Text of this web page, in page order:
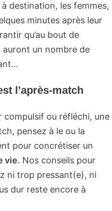
destination, les femmes,
minutes après leur
qu’au bout de
auront un nombre de
l’après-match
compulsif ou réfléchi, une
pensez à le ou la
pour concrétiser un
vie. Nos conseils pour
ni trop pressant(e), ni
dur reste encore à